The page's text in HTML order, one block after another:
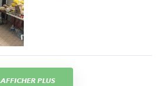
AFFICHER PLUS